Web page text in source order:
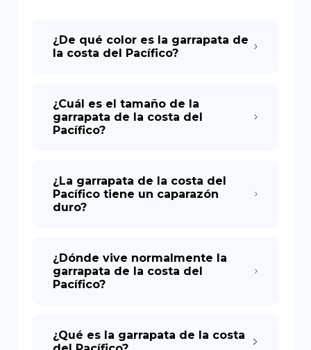
¿De qué color es la garrapata de
la costa del Pacífico?
¿Cuál es el tamaño de la
garrapata de la costa del
Pacífico?
¿La garrapata de la costa del
Pacífico tiene un caparazón
duro?
¿Dónde vive normalmente la
garrapata de la costa del
Pacífico?
¿Qué es la garrapata de la costa